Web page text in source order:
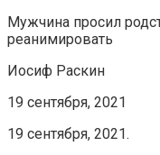
Мужчина просил
реанимировать
Иосиф Раскин
19 сентября, 2021
19 сентября, 2021.